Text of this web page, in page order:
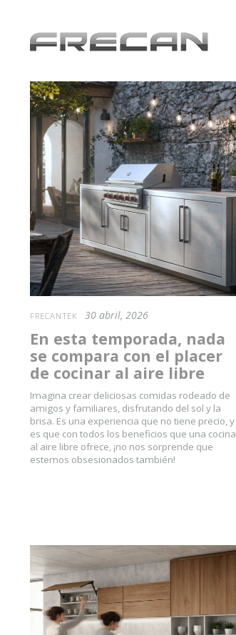
FRECANTEK 30 abril, 2026
En esta temporada, nada
se compara con el placer
de cocinar al aire libre
Imagina crear deliciosas comidas rodeado de
amigos y familiares, disfrutando del sol y la
brisa. Es una experiencia que no tiene precio, y
es que con todos los beneficios que una cocina
al aire libre ofrece, ¡no nos sorprende que
estemos obsesionados también!